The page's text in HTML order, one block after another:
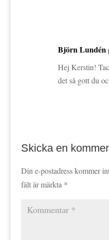
Björn Lundén
Hej Kerstin!
det så gott du
Skicka en
Din e-postadress kommer
fält är märkta *